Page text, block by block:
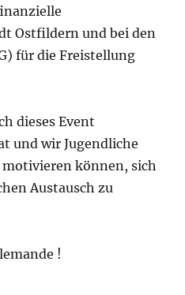
Ostfildern und bei den
für die Freistellung
dieses Event
und wir Jugendliche
motivieren können, sich
Austausch zu
!